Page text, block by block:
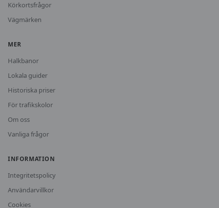
Körkortsfrågor
Vägmärken
MER
Halkbanor
Lokala guider
Historiska priser
För trafikskolor
Om oss
Vanliga frågor
INFORMATION
Integritetspolicy
Användarvillkor
Cookies